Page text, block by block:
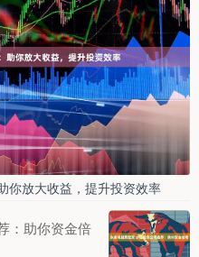
你放大收益，提升投资效率
：助你资金倍